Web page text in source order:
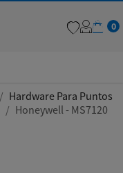
0
Hardware Para Puntos
Honeywell - MS7120